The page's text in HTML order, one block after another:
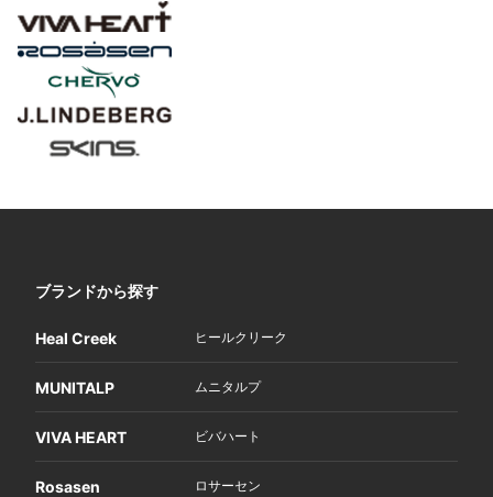
ブランドから探す
Heal Creek ヒールクリーク
MUNITALP ムニタルプ
VIVA HEART ビバハート
Rosasen ロサーセン